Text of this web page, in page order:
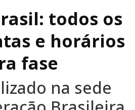
todos os
e horários
fase
na sede